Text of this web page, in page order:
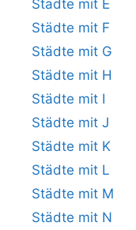
Städte mit E
Städte mit F
Städte mit G
Städte mit H
Städte mit I
Städte mit J
Städte mit K
Städte mit L
Städte mit M
Städte mit N